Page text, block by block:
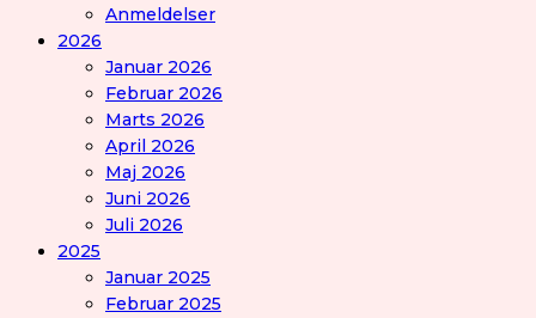
Anmeldelser
2026
Januar 2026
Februar 2026
Marts 2026
April 2026
Maj 2026
Juni 2026
Juli 2026
2025
Januar 2025
Februar 2025